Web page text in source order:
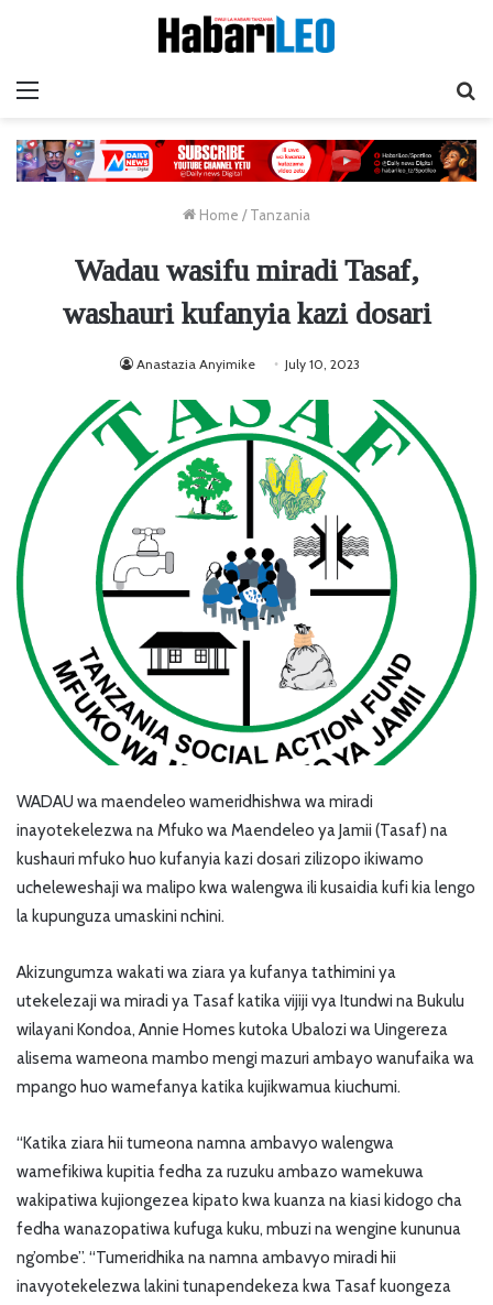
Home / Tanzania
Wadau wasifu miradi Tasaf,
washauri kufanyia kazi dosari
Anastazia Anyimike July 10, 2023
WADAU wa maendeleo wameridhishwa wa miradi
inayotekelezwa na Mfuko wa Maendeleo ya Jamii (Tasaf) na
kushauri mfuko huo kufanyia kazi dosari zilizopo ikiwamo
ucheleweshaji wa malipo kwa walengwa ili kusaidia kufi kia lengo
la kupunguza umaskini nchini.
Akizungumza wakati wa ziara ya kufanya tathimini ya
utekelezaji wa miradi ya Tasaf katika vijiji vya Itundwi na Bukulu
wilayani Kondoa, Annie Homes kutoka Ubalozi wa Uingereza
alisema wameona mambo mengi mazuri ambayo wanufaika wa
mpango huo wamefanya katika kujikwamua kiuchumi.
“Katika ziara hii tumeona namna ambavyo walengwa
wamefikiwa kupitia fedha za ruzuku ambazo wamekuwa
wakipatiwa kujiongezea kipato kwa kuanza na kiasi kidogo cha
fedha wanazopatiwa kufuga kuku, mbuzi na wengine kununua
ng’ombe”. “Tumeridhika na namna ambavyo miradi hii
inavyotekelezwa lakini tunapendekeza kwa Tasaf kuongeza